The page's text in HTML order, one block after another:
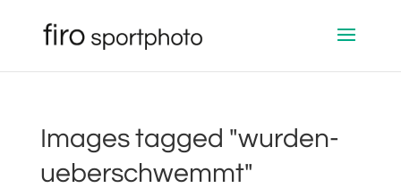
Images tagged "wurden-
ueberschwemmt"